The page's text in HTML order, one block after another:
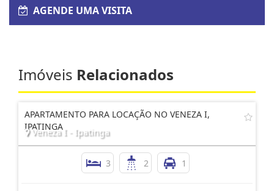
AGENDE UMA VISITA
Imóveis Relacionados
APARTAMENTO PARA LOCAÇÃO NO VENEZA I,
IPATINGA
Veneza I - Ipatinga
3 2 1